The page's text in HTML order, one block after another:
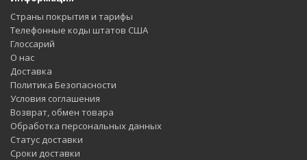
Страны покрытия и тарифы
Телефонные коды штатов США
Глоссарий
О нас
Доставка
Политика Безопасности
Условия соглашения
Возврат, обмен товара
Обработка персональных данных
Статус доставки
Сроки доставки